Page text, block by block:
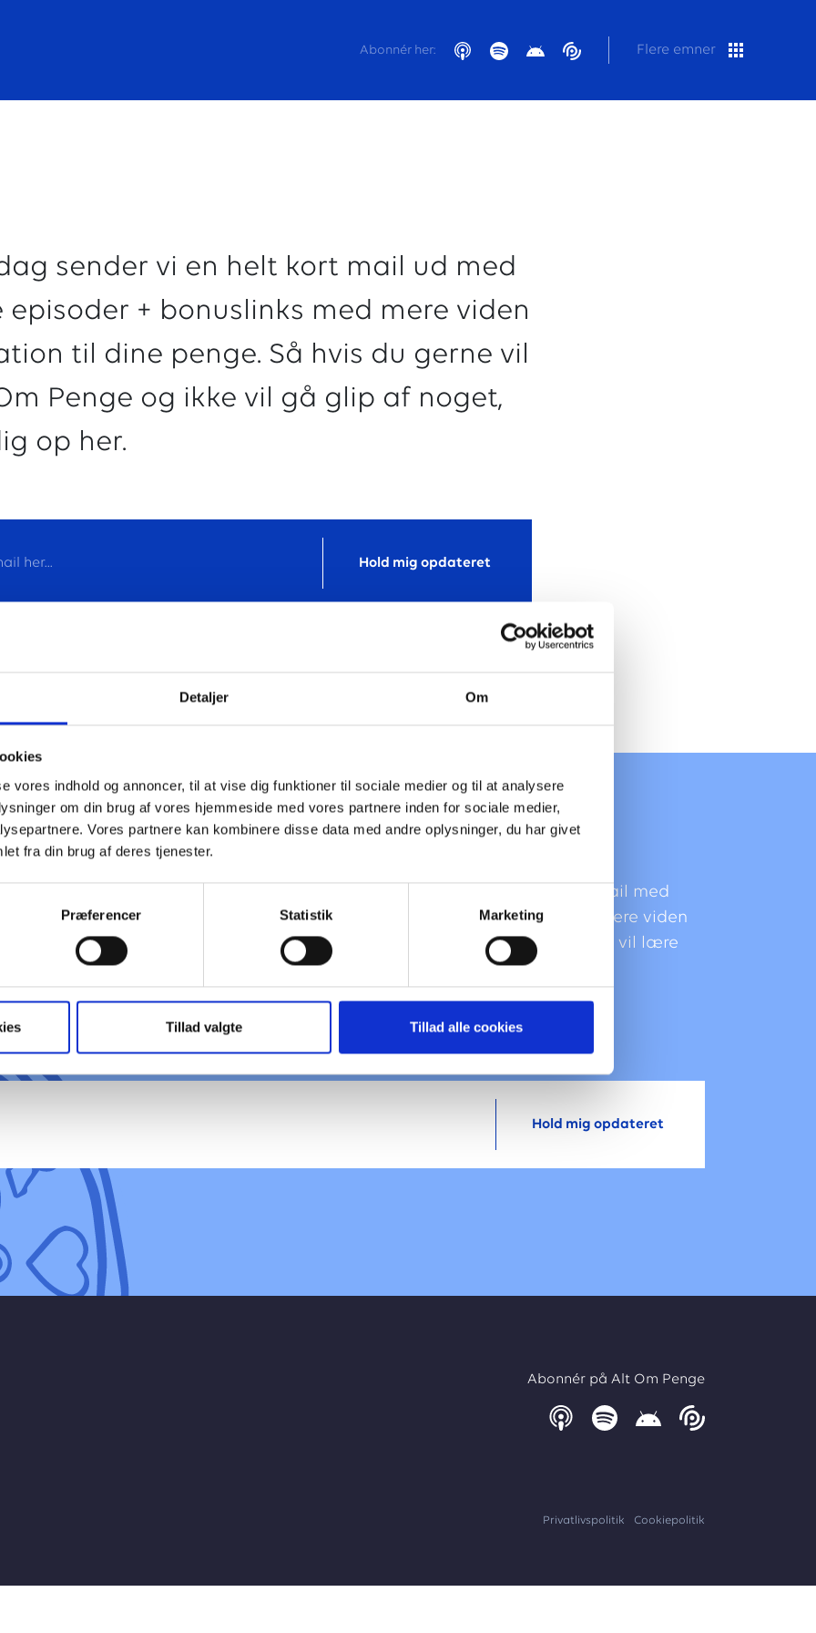
Detaljer Om
vores indhold og annoncer, til at vise dig funktioner til sociale medier og til at analysere
om din brug af vores hjemmeside med vores partnere inden for sociale medier,
Vores partnere kan kombinere disse data med andre oplysninger, du har givet
fra din brug af deres tjenester.
Præferencer Statistik Marketing
Tillad valgte Tillad alle cookies
Abonnér her: Flere emner
sender vi en helt kort mail ud med
episoder + bonuslinks med mere viden
til dine penge. Så hvis du gerne vil
Penge og ikke vil gå glip af noget,
op her.
Hver søndag sender vi en helt kort mail med
ugens episoder + et bonuslink med mere viden
om penge. Så skriv dig op her, hvis du vil lære
Alt Om Penge.
Abonnér på Alt Om Penge
Privatlivspolitik Cookiepolitik